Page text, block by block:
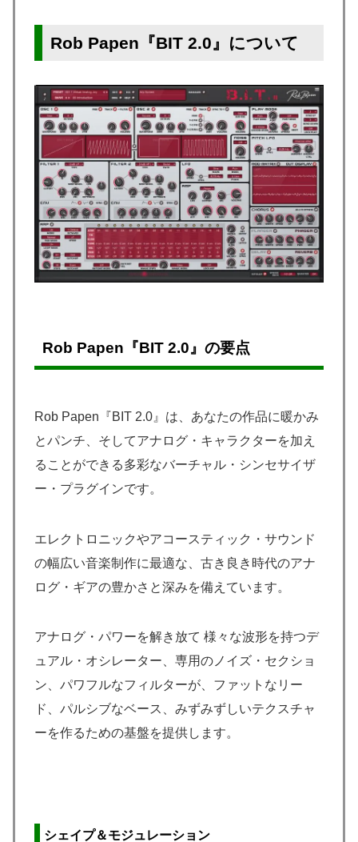
Rob Papen『BIT 2.0』について
Rob Papen『BIT 2.0』の要点
Rob Papen『BIT 2.0』は、あなたの作品に暖かみ
とパンチ、そしてアナログ・キャラクターを加え
ることができる多彩なバーチャル・シンセサイザ
ー・プラグインです。
エレクトロニックやアコースティック・サウンド
の幅広い音楽制作に最適な、古き良き時代のアナ
ログ・ギアの豊かさと深みを備えています。
アナログ・パワーを解き放て 様々な波形を持つデ
ュアル・オシレーター、専用のノイズ・セクショ
ン、パワフルなフィルターが、ファットなリー
ド、パルシブなベース、みずみずしいテクスチャ
ーを作るための基盤を提供します。
シェイプ＆モジュレーション